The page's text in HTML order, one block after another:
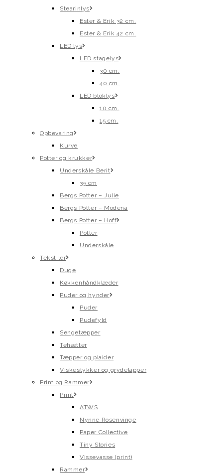
Stearinlys
Ester & Erik 32 cm.
Ester & Erik 42 cm.
LED lys
LED stagelys
30 cm.
40 cm.
LED bloklys
10 cm.
15 cm.
Opbevaring
Kurve
Potter og krukker
Underskåle Berit
35 cm
Bergs Potter – Julie
Bergs Potter – Modena
Bergs Potter – Hoff
Potter
Underskåle
Tekstiler
Duge
Køkkenhåndklæder
Puder og hynder
Puder
Pudefyld
Sengetæpper
Tehætter
Tæpper og plaider
Viskestykker og grydelapper
Print og Rammer
Print
ATWS
Nynne Rosenvinge
Paper Collective
Tiny Stories
Vissevasse (print)
Rammer